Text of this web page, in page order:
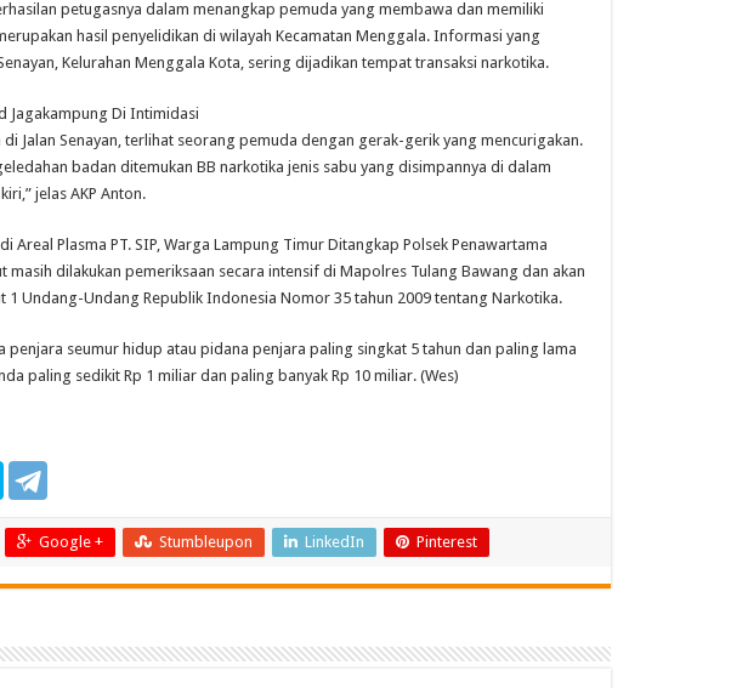
petugasnya dalam menangkap pemuda yang membawa dan memiliki
hasil penyelidikan di wilayah Kecamatan Menggala. Informasi yang
Kelurahan Menggala Kota, sering dijadikan tempat transaksi narkotika.
Jagakampung Di Intimidasi
di Jalan Senayan, terlihat seorang pemuda dengan gerak-gerik yang mencurigakan.
badan ditemukan BB narkotika jenis sabu yang disimpannya di dalam
jelas AKP Anton.
Areal Plasma PT. SIP, Warga Lampung Timur Ditangkap Polsek Penawartama
masih dilakukan pemeriksaan secara intensif di Mapolres Tulang Bawang dan akan
1 Undang-Undang Republik Indonesia Nomor 35 tahun 2009 tentang Narkotika.
penjara seumur hidup atau pidana penjara paling singkat 5 tahun dan paling lama
paling sedikit Rp 1 miliar dan paling banyak Rp 10 miliar. (Wes)
Google + Stumbleupon LinkedIn Pinterest